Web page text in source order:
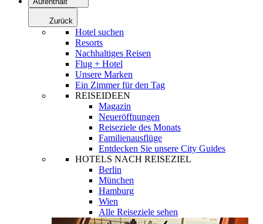
Zurück
Hotel suchen
Resorts
Nachhaltiges Reisen
Flug + Hotel
Unsere Marken
Ein Zimmer für den Tag
REISEIDEEN
Magazin
Neueröffnungen
Reiseziele des Monats
Familienausflüge
Entdecken Sie unsere City Guides
HOTELS NACH REISEZIEL
Berlin
München
Hamburg
Wien
Alle Reiseziele sehen